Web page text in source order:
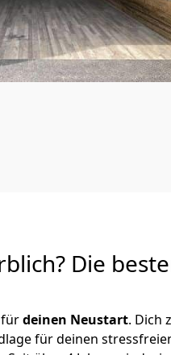
Die
deinen Neustart. Dich
für deinen